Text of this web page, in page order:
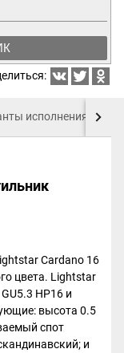
исполнения
Cardano 16
цвета. Lightstar
HP16 и
высота 0.5
спот
и